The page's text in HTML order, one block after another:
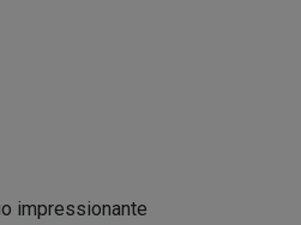
impressionante